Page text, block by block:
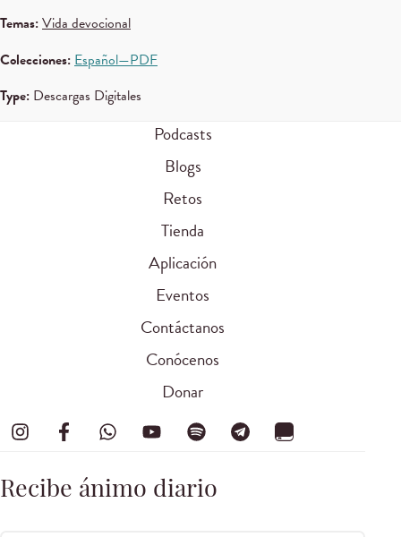
Temas:Vida devocional
Colecciones:Español—PDF
Type: Descargas Digitales
Podcasts
Blogs
Retos
Tienda
Aplicación
Eventos
Contáctanos
Conócenos
Donar
Recibe ánimo diario